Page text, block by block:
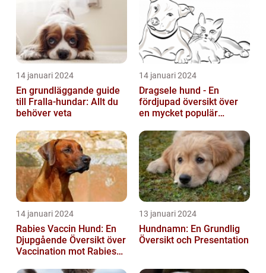
14 januari 2024
En grundläggande guide
till Fralla-hundar: Allt du
behöver veta
14 januari 2024
Dragsele hund - En
fördjupad översikt över
en mycket populär
14 januari 2024
Rabies Vaccin Hund: En
Djupgående Översikt över
Vaccination mot Rabies
13 januari 2024
Hundnamn: En Grundlig
Översikt och Presentation